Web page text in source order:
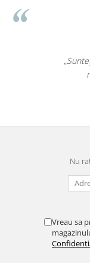
Nu
Vreau sa